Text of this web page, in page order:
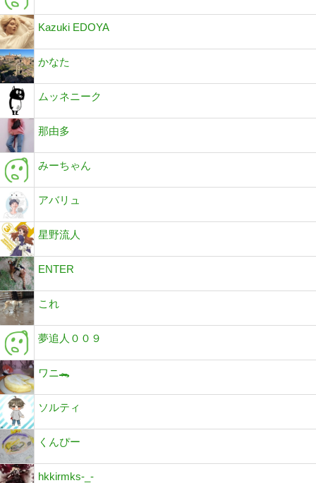
Kazuki EDOYA
かなた
ムッネニーク
那由多
みーちゃん
アバリュ
星野流人
ENTER
これ
夢追人００９
ワニ🐊
ソルティ
くんぴー
hkkirmks-_-